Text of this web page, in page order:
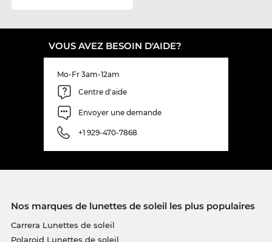
VOUS AVEZ BESOIN D'AIDE?
Mo-Fr 3am-12am
Centre d'aide
Envoyer une demande
+1 929-470-7868
Nos marques de lunettes de soleil les plus populaires
Carrera Lunettes de soleil
Polaroid Lunettes de soleil